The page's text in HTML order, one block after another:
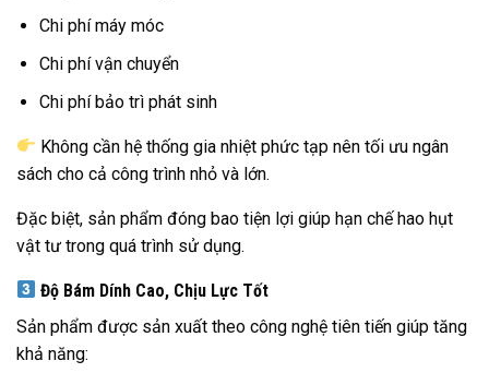
Chi phí máy móc
Chi phí vận chuyển
Chi phí bảo trì phát sinh
Không cần hệ thống gia nhiệt phức tạp nên tối ưu ngân
sách cho cả công trình nhỏ và lớn.
Đặc biệt, sản phẩm đóng bao tiện lợi giúp hạn chế hao hụt
vật tư trong quá trình sử dụng.
Độ Bám Dính Cao, Chịu Lực Tốt
Sản phẩm được sản xuất theo công nghệ tiên tiến giúp tăng
khả năng: